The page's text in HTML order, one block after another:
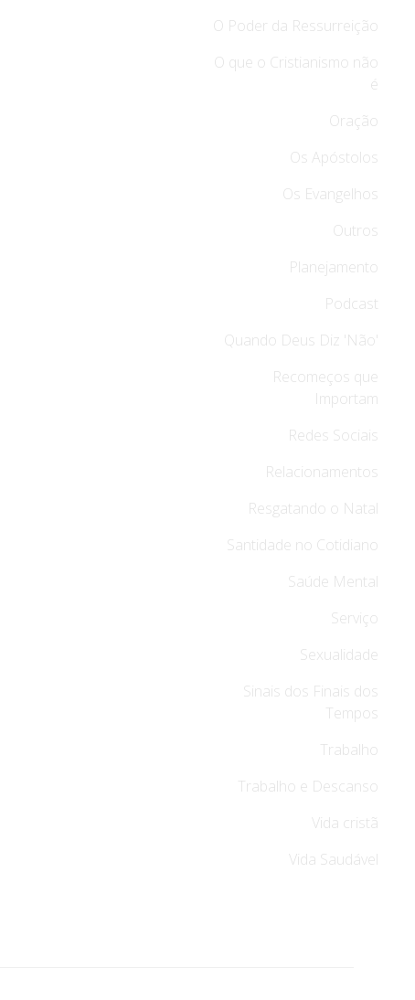
O Poder da Ressurreição
O que o Cristianismo não
é
Oração
Os Apóstolos
Os Evangelhos
Outros
Planejamento
Podcast
Quando Deus Diz 'Não'
Recomeços que
Importam
Redes Sociais
Relacionamentos
Resgatando o Natal
Santidade no Cotidiano
Saúde Mental
Serviço
Sexualidade
Sinais dos Finais dos
Tempos
Trabalho
Trabalho e Descanso
Vida cristã
Vida Saudável